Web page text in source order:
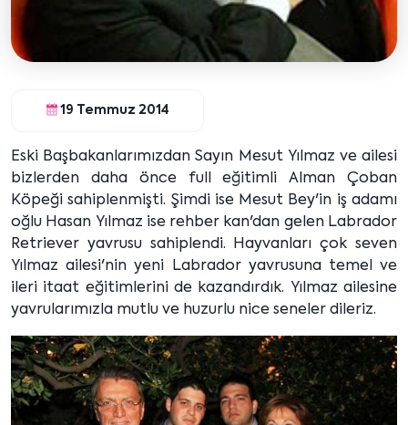
19 Temmuz 2014
Eski Başbakanlarımızdan Sayın Mesut Yılmaz ve ailesi
bizlerden daha önce full eğitimli Alman Çoban
Köpeği sahiplenmişti. Şimdi ise Mesut Bey'in iş adamı
oğlu Hasan Yılmaz ise rehber kan'dan gelen Labrador
Retriever yavrusu sahiplendi. Hayvanları çok seven
Yılmaz ailesi'nin yeni Labrador yavrusuna temel ve
ileri itaat eğitimlerini de kazandırdık. Yılmaz ailesine
yavrularımızla mutlu ve huzurlu nice seneler dileriz.